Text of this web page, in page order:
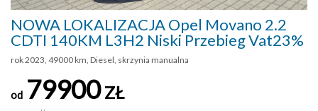
NOWA LOKALIZACJA Opel Movano 2.2
CDTI 140KM L3H2 Niski Przebieg Vat23%
rok 2023, 49000 km, Diesel, skrzynia manualna
od 79900ZŁ